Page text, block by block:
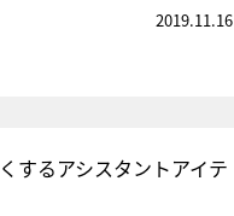
2019.11.16
するアシスタントアイテ